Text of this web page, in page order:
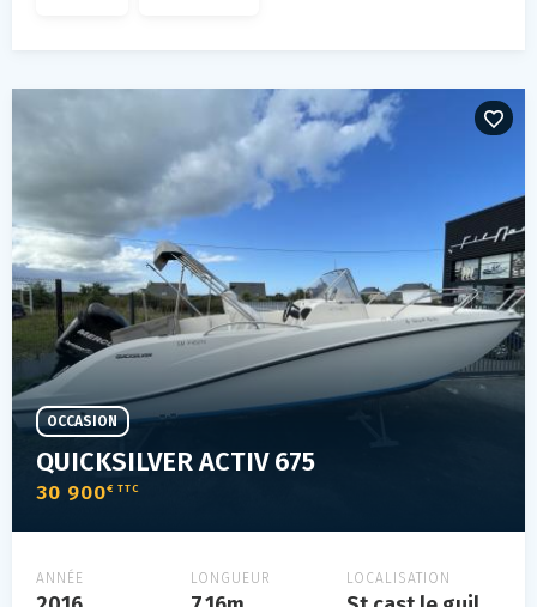
QUICKSILVER ACTIV 675
30 900€ TTC
OCCASION
ANNÉE LONGUEUR LOCALISATION